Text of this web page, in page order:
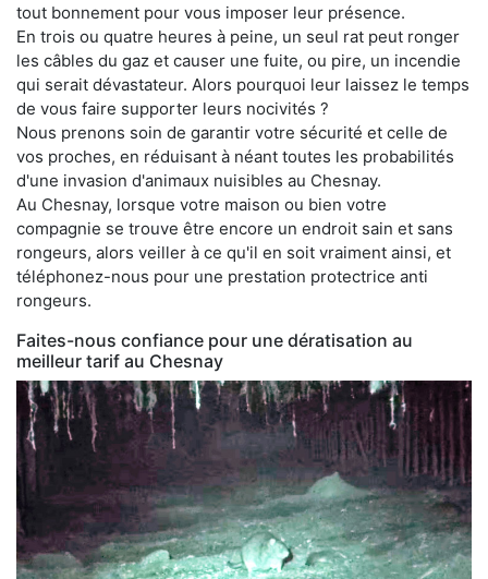
tout bonnement pour vous imposer leur présence.
En trois ou quatre heures à peine, un seul rat peut ronger
les câbles du gaz et causer une fuite, ou pire, un incendie
qui serait dévastateur. Alors pourquoi leur laissez le temps
de vous faire supporter leurs nocivités ?
Nous prenons soin de garantir votre sécurité et celle de
vos proches, en réduisant à néant toutes les probabilités
d'une invasion d'animaux nuisibles au Chesnay.
Au Chesnay, lorsque votre maison ou bien votre
compagnie se trouve être encore un endroit sain et sans
rongeurs, alors veiller à ce qu'il en soit vraiment ainsi, et
téléphonez-nous pour une prestation protectrice anti
rongeurs.
Faites-nous confiance pour une dératisation au
meilleur tarif au Chesnay